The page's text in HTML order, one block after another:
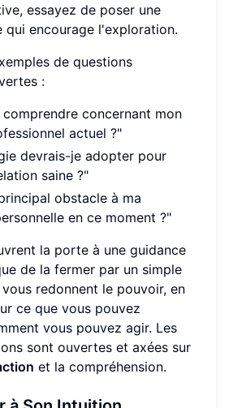
essayez de poser une
qui encourage l'exploration.
de questions
:
concernant mon
actuel ?"
devrais-je adopter pour
saine ?"
obstacle à ma
en ce moment ?"
la porte à une guidance
de la fermer par un simple
redonnent le pouvoir, en
ce que vous pouvez
vous pouvez agir. Les
sont ouvertes et axées sur
et la compréhension.